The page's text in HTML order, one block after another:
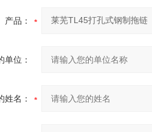
产品：
单位：
姓名：